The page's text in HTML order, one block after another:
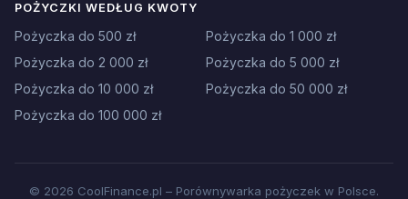
POŻYCZKI WEDŁUG KWOTY
Pożyczka do 500 zł
Pożyczka do 1 000 zł
Pożyczka do 2 000 zł
Pożyczka do 5 000 zł
Pożyczka do 10 000 zł
Pożyczka do 50 000 zł
Pożyczka do 100 000 zł
© 2026 CoolFinance.pl – Porównywarka pożyczek w Polsce.